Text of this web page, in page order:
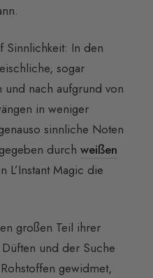
Sinnlichkeit: In den
sogar
und nach aufgrund von
in weniger
sinnliche Noten
durch weißen
L’Instant Magic die
großen Teil ihrer
und der Suche
gewidmet,